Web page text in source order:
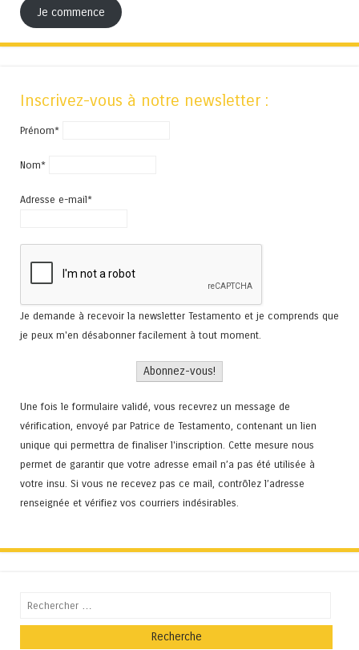
Je commence
Inscrivez-vous à notre newsletter :
Prénom*
Nom*
Adresse e-mail*
Je demande à recevoir la newsletter Testamento et je comprends que
je peux m'en désabonner facilement à tout moment.
Une fois le formulaire validé, vous recevrez un message de
vérification, envoyé par Patrice de Testamento, contenant un lien
unique qui permettra de finaliser l'inscription. Cette mesure nous
permet de garantir que votre adresse email n’a pas été utilisée à
votre insu. Si vous ne recevez pas ce mail, contrôlez l’adresse
renseignée et vérifiez vos courriers indésirables.
Recherche